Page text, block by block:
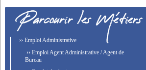
›› Emploi Administrative
›› Emploi Agent Administrative / Agent de
Bureau